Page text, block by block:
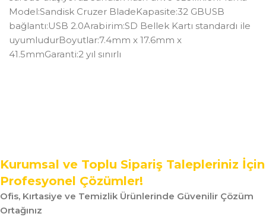
Model:Sandisk Cruzer BladeKapasite:32 GBUSB
bağlantı:USB 2.0Arabirim:SD Bellek Kartı standardı ile
uyumludurBoyutlar:7.4mm x 17.6mm x
41.5mmGaranti:2 yıl sınırlı
Kurumsal ve Toplu Sipariş Talepleriniz İçin
Profesyonel Çözümler!
Ofis, Kırtasiye ve Temizlik Ürünlerinde Güvenilir Çözüm
Ortağınız